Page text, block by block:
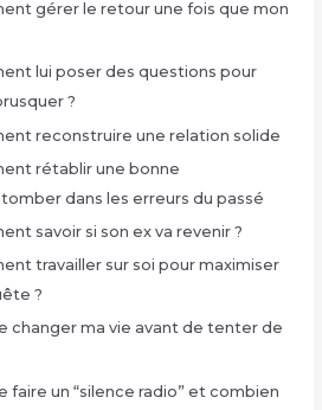
gérer le retour une fois que mon
lui poser des questions pour
?
reconstruire une relation solide
rétablir une bonne
dans les erreurs du passé
savoir si son ex va revenir ?
travailler sur soi pour maximiser
?
changer ma vie avant de tenter de
faire un “silence radio” et combien